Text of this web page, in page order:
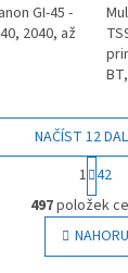
GI-45 -
2040, až
O
v
l
á
NAČÍST 12
S
t
r
á
n
k
1 42
497položek
NAHORU